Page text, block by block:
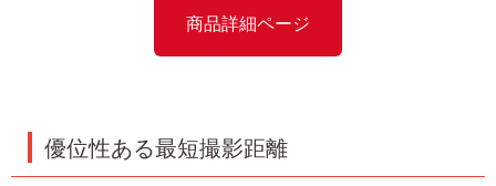
商品詳細ページ
優位性ある最短撮影距離